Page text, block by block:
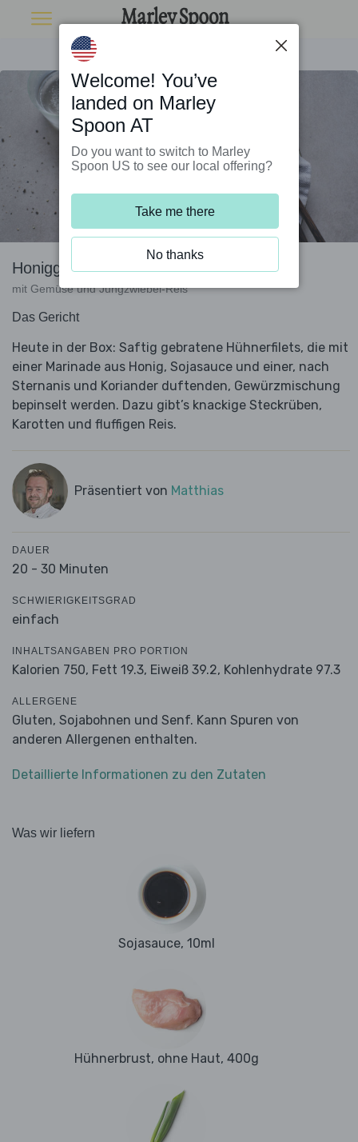
Honigglasierte Hühnerbrust
mit Gemüse und Jungzwiebel-Reis
Das Gericht
Heute in der Box: Saftig gebratene Hühnerfilets, die mit
einer Marinade aus Honig, Sojasauce und einer, nach
Sternanis und Koriander duftenden, Gewürzmischung
bepinselt werden. Dazu gibt’s knackige Steckrüben,
Karotten und fluffigen Reis.
Präsentiert von Matthias
DAUER
20 - 30 Minuten
SCHWIERIGKEITSGRAD
einfach
INHALTSANGABEN PRO PORTION
Kalorien 750, Fett 19.3, Eiweiß 39.2, Kohlenhydrate 97.3
ALLERGENE
Gluten, Sojabohnen und Senf. Kann Spuren von
anderen Allergenen enthalten.
Detaillierte Informationen zu den Zutaten
Was wir liefern
Sojasauce, 10ml
Hühnerbrust, ohne Haut, 400g
Welcome! You’ve
landed on Marley
Spoon AT
Do you want to switch to Marley
Spoon US to see our local offering?
Take me there
No thanks